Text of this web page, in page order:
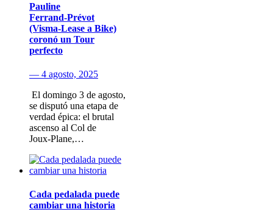
Pauline
Ferrand‑Prévot
(Visma‑Lease a Bike)
coronó un Tour
perfecto
— 4 agosto, 2025
​ El domingo 3 de agosto​,
se disputó una etapa de
verdad épica: el brutal
ascenso al Col de
Joux‑Plane,…
Cada pedalada puede
cambiar una historia